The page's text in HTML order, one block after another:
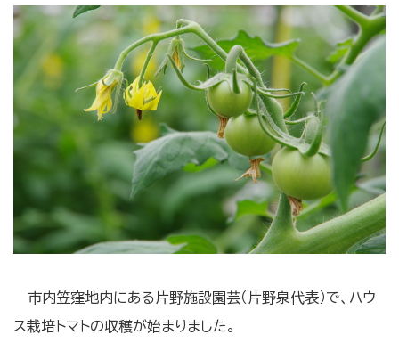
市内笠窪地内にある片野施設園芸（片野泉代表）で、ハウ
ス栽培トマトの収穫が始まりました。